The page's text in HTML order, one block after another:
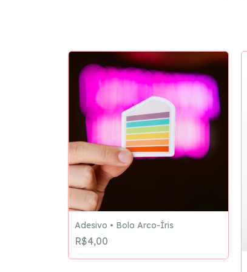
Adesivo • Bolo Arco-Íris
R$4,00